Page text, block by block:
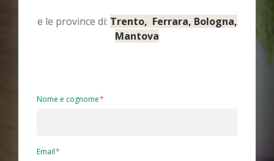
e le province di: Trento, Ferrara, Bologna,
Mantova
Nome e cognome
Email